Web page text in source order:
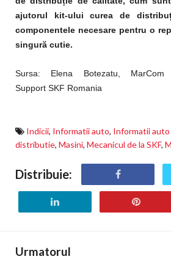
ajutorul kit-ului curea de
componentele necesare pentru o
singură cutie.
Sursa: Elena Botezatu,
MarCom
Support SKF Romania
Indicii, Informatii auto, Informatii auto
distributie, Masini, Mecanicul de la SKF,
Distribuie:
Urmatorul